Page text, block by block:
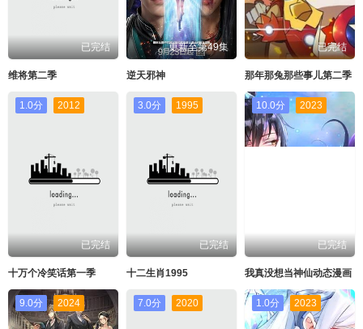
已完结
维将第二季
更新至第49集
逆天邪神
已完结
那年那兔那些事儿第二季
1.0分 2012
已完结
十万个冷笑话第一季
3.0分 1995
已完结
十二生肖1995
10.0分 2023
已完结
我真没想当神仙动态漫画
9.0分 2024 7.0分 2020 1.0分 2023